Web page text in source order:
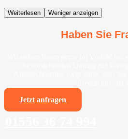
Weiterlesen Weniger anzeigen
Haben Sie
Jetzt anfragen